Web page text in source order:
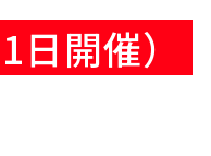
開催）